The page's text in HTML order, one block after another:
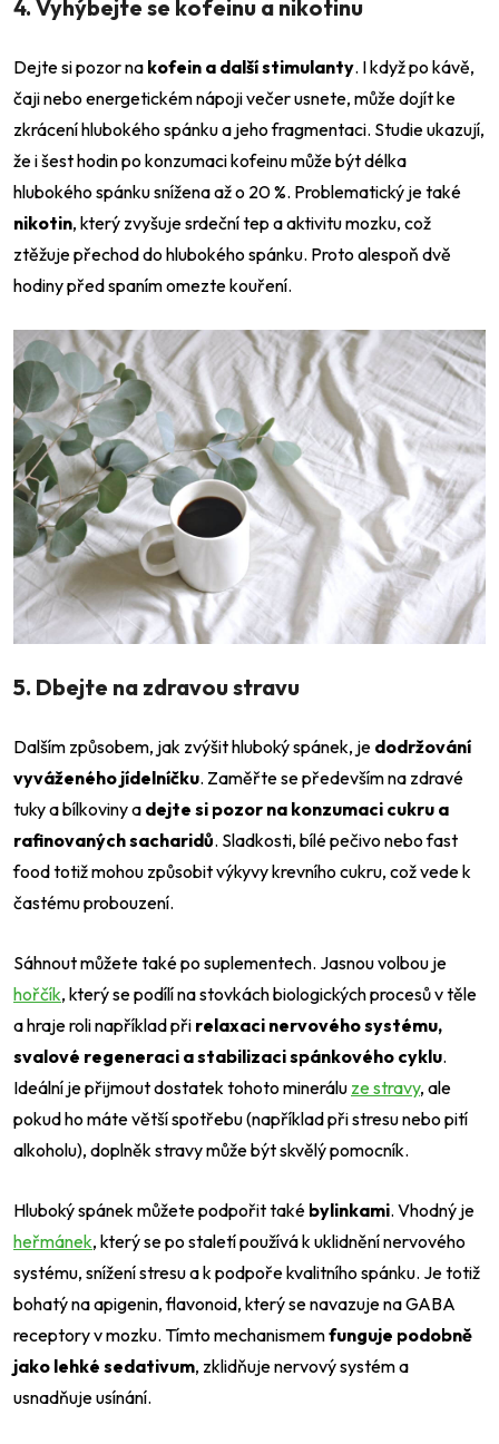
4. Vyhýbejte se kofeinu a nikotinu
Dejte si pozor na kofein a další stimulanty. I když po kávě,
čaji nebo energetickém nápoji večer usnete, může dojít ke
zkrácení hlubokého spánku a jeho fragmentaci. Studie ukazují,
že i šest hodin po konzumaci kofeinu může být délka
hlubokého spánku snížena až o 20 %. Problematický je také
nikotin, který zvyšuje srdeční tep a aktivitu mozku, což
ztěžuje přechod do hlubokého spánku. Proto alespoň dvě
hodiny před spaním omezte kouření.
5. Dbejte na zdravou stravu
Dalším způsobem, jak zvýšit hluboký spánek, je dodržování
vyváženého jídelníčku. Zaměřte se především na zdravé
tuky a bílkoviny a dejte si pozor na konzumaci cukru a
rafinovaných sacharidů. Sladkosti, bílé pečivo nebo fast
food totiž mohou způsobit výkyvy krevního cukru, což vede k
častému probouzení.
Sáhnout můžete také po suplementech. Jasnou volbou je
hořčík, který se podílí na stovkách biologických procesů v těle
a hraje roli například při relaxaci nervového systému,
svalové regeneraci a stabilizaci spánkového cyklu.
Ideální je přijmout dostatek tohoto minerálu ze stravy, ale
pokud ho máte větší spotřebu (například při stresu nebo pití
alkoholu), doplněk stravy může být skvělý pomocník.
Hluboký spánek můžete podpořit také bylinkami. Vhodný je
heřmánek, který se po staletí používá k uklidnění nervového
systému, snížení stresu a k podpoře kvalitního spánku. Je totiž
bohatý na apigenin, flavonoid, který se navazuje na GABA
receptory v mozku. Tímto mechanismemfunguje podobně
jako lehké sedativum, zklidňuje nervový systém a
usnadňuje usínání.